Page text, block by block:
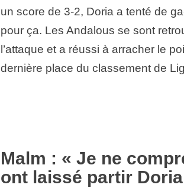
un score de 3-2, Doria a tenté de
pour ça. Les Andalous se sont
l’attaque et a réussi à arracher le
dernière place du classement de
Malm : « Je ne
ont laissé partir